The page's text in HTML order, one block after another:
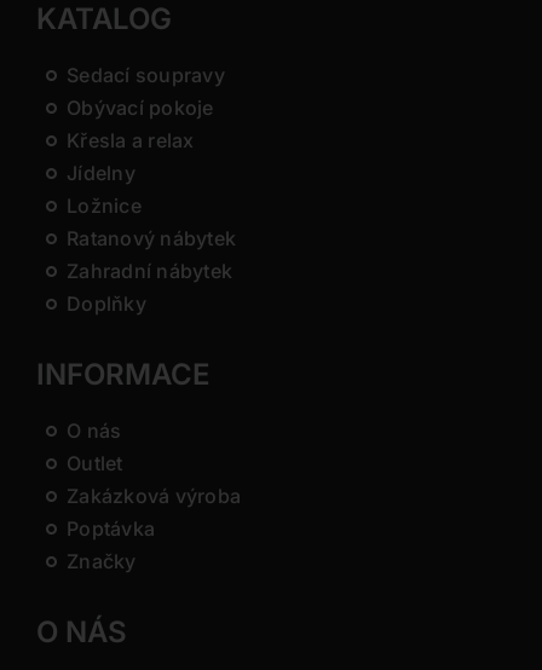
KATALOG
Sedací soupravy
Obývací pokoje
Křesla a relax
Jídelny
Ložnice
Ratanový nábytek
Zahradní nábytek
Doplňky
INFORMACE
O nás
Outlet
Zakázková výroba
Poptávka
Značky
O NÁS